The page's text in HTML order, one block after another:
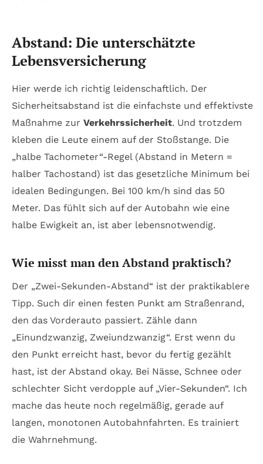
Abstand: Die unterschätzte
Lebensversicherung
Hier werde ich richtig leidenschaftlich. Der
Sicherheitsabstand ist die einfachste und effektivste
Maßnahme zur Verkehrssicherheit. Und trotzdem
kleben die Leute einem auf der Stoßstange. Die
„halbe Tachometer“-Regel (Abstand in Metern =
halber Tachostand) ist das gesetzliche Minimum bei
idealen Bedingungen. Bei 100 km/h sind das 50
Meter. Das fühlt sich auf der Autobahn wie eine
halbe Ewigkeit an, ist aber lebensnotwendig.
Wie misst man den Abstand praktisch?
Der „Zwei-Sekunden-Abstand“ ist der praktikablere
Tipp. Such dir einen festen Punkt am Straßenrand,
den das Vorderauto passiert. Zähle dann
„Einundzwanzig, Zweiundzwanzig“. Erst wenn du
den Punkt erreicht hast, bevor du fertig gezählt
hast, ist der Abstand okay. Bei Nässe, Schnee oder
schlechter Sicht verdopple auf „Vier-Sekunden“. Ich
mache das heute noch regelmäßig, gerade auf
langen, monotonen Autobahnfahrten. Es trainiert
die Wahrnehmung.